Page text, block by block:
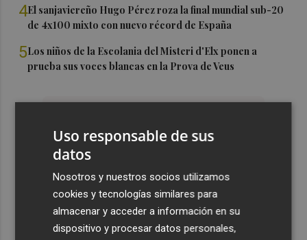
4El sanjaviereño Hugo Pérez roza la final mundial sub-20
de 4x100 mixto con nuevo récord de España
5Los niños de la Escolania del Misteri d'Elx ponen a
prueba sus voces blancas en la Prova de Veus
Uso responsable de sus
datos
Nosotros y nuestros socios utilizamos
cookies y tecnologías similares para
almacenar y acceder a información en su
dispositivo y procesar datos personales,